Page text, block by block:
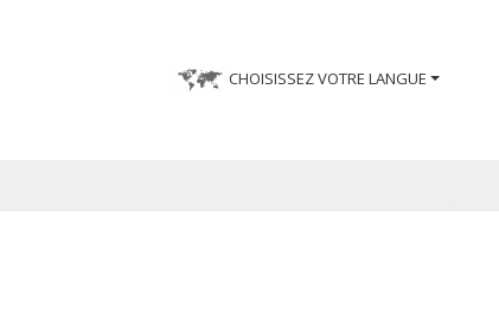
CHOISISSEZ VOTRE LANGUE